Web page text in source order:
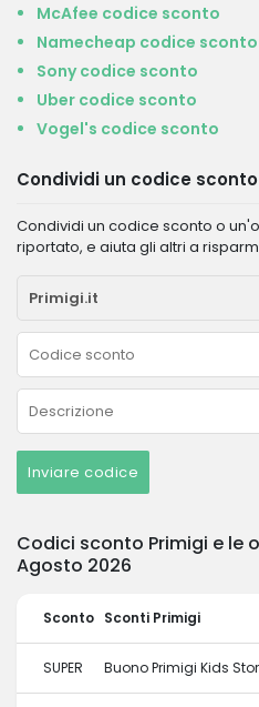
McAfee codice sconto
Namecheap codice sconto
Sony codice sconto
Uber codice sconto
Vogel's codice sconto
Condividi un codice sconto
Condividi un codice sconto o
riportato, e aiuta gli altri a
Inviare codice
Codici sconto Primigi e le
Agosto 2026
Sconto Sconti Primigi
SUPER Buono Primigi Kids